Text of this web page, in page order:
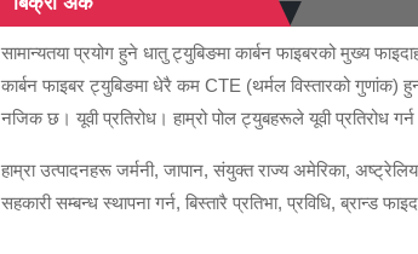
सामान्यतया प्रयोग हुने धातु ट्युबिङमा कार्बन फाइबरको मुख्य
कार्बन फाइबर ट्युबिङमा धेरै कम CTE (थर्मल विस्तारको गुणांक)
नजिक छ। यूवी प्रतिरोध। हाम्रो पोल ट्युबहरूले यूवी प्रतिरोध
हाम्रा उत्पादनहरू जर्मनी, जापान, संयुक्त राज्य अमेरिका,
सहकारी सम्बन्ध स्थापना गर्न, बिस्तारै प्रतिभा, प्रविधि, ब्रान्ड